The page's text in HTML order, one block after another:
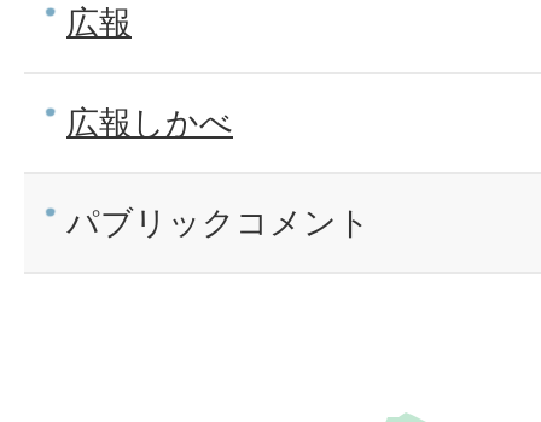
広報
広報しかべ
パブリックコメント